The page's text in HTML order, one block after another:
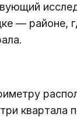
— районе,
квартала